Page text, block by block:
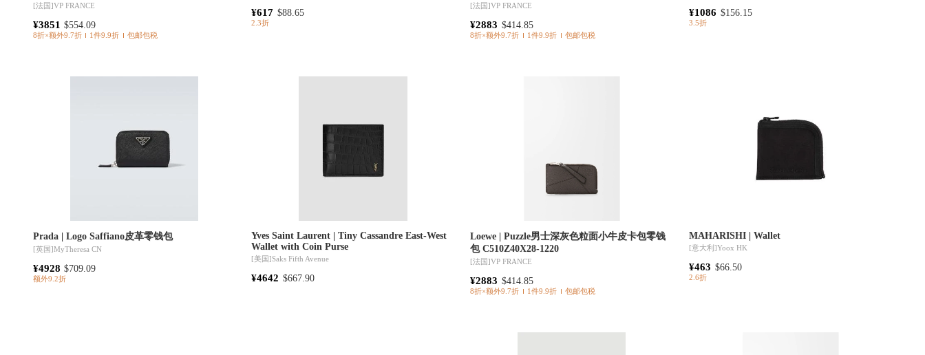
[法国]VP FRANCE
¥3851 $554.09
8折×额外9.7折 1件9.9折 包邮包税
¥617 $88.65
2.3折
[法国]VP FRANCE
¥2883 $414.85
8折×额外9.7折 1件9.9折 包邮包税
¥1086 $156.15
3.5折
Prada | Logo Saffiano皮革零钱包
[英国]MyTheresa CN
¥4928 $709.09
额外9.2折
Yves Saint Laurent | Tiny Cassandre East-West
Wallet with Coin Purse
[美国]Saks Fifth Avenue
¥4642 $667.90
Loewe | Puzzle男士深灰色粒面小牛皮卡包零钱
包 C510Z40X28-1220
[法国]VP FRANCE
¥2883 $414.85
8折×额外9.7折 1件9.9折 包邮包税
MAHARISHI | Wallet
[意大利]Yoox HK
¥463 $66.50
2.6折